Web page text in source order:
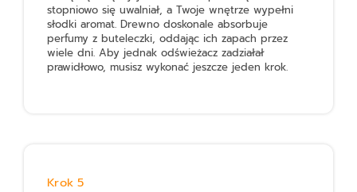
stopniowo się uwalniał, a Twoje wnętrze wypełni
słodki aromat. Drewno doskonale absorbuje
perfumy z buteleczki, oddając ich zapach przez
wiele dni. Aby jednak odświeżacz zadziałał
prawidłowo, musisz wykonać jeszcze jeden krok.
Krok 5